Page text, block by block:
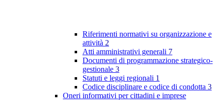
Riferimenti normativi su organizzazione e
attività 2
Atti amministrativi generali 7
Documenti di programmazione strategico-
gestionale 3
Statuti e leggi regionali 1
Codice disciplinare e codice di condotta 3
Oneri informativi per cittadini e imprese